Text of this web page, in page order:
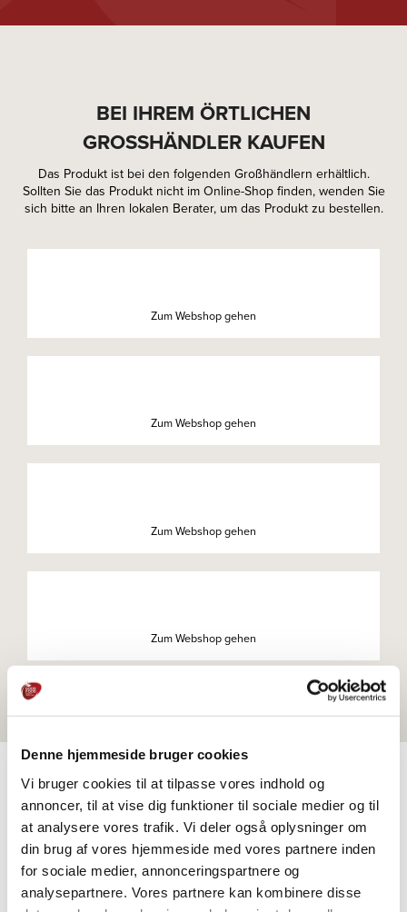
Denne hjemmeside bruger cookies
Vi bruger cookies til at tilpasse vores indhold og
annoncer, til at vise dig funktioner til sociale medier og til
at analysere vores trafik. Vi deler også oplysninger om
din brug af vores hjemmeside med vores partnere inden
for sociale medier, annonceringspartnere og
analysepartnere. Vores partnere kan kombinere disse
BEI IHREM ÖRTLICHEN
GROSSHÄNDLER KAUFEN
Das Produkt ist bei den folgenden Großhändlern erhältlich.
Sollten Sie das Produkt nicht im Online-Shop finden, wenden Sie
sich bitte an Ihren lokalen Berater, um das Produkt zu bestellen.
Zum Webshop gehen
Zum Webshop gehen
Zum Webshop gehen
Zum Webshop gehen
PRODUKTE
Weitere Informationen